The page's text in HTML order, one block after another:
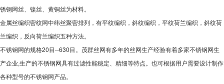
锈钢网丝、镍丝、黄铜丝为材料。
金属丝编织密纹网中纬丝聚密排列，有平纹编织，斜纹编织，平纹荷兰编织，斜纹荷
兰编织，反向荷兰编织五种方法。
不锈钢网的规格20目--630目。茂群丝网有多年的丝网生产经验有着多家不锈钢网生
产企业,生产的不锈钢网具有过滤性能稳定、精细等特点。也可根据用户需要设计制作
各种型号的不锈钢网产品。